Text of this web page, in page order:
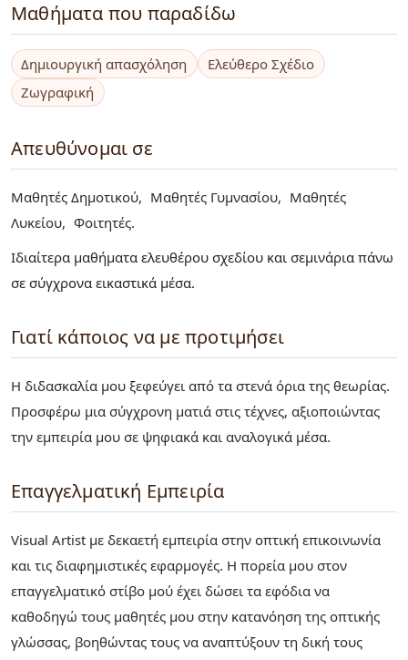
Μαθήματα που παραδίδω
Δημιουργική απασχόληση
Ελεύθερο Σχέδιο
Ζωγραφική
Απευθύνομαι σε
Μαθητές Δημοτικού Μαθητές Γυμνασίου
Μαθητές
Λυκείου
Φοιτητές
Ιδιαίτερα μαθήματα ελευθέρου σχεδίου και σεμινάρια πάνω
σε σύγχρονα εικαστικά μέσα.
Γιατί κάποιος να με προτιμήσει
​Η διδασκαλία μου ξεφεύγει από τα στενά όρια της θεωρίας.
Προσφέρω μια σύγχρονη ματιά στις τέχνες, αξιοποιώντας
την εμπειρία μου σε ψηφιακά και αναλογικά μέσα.
Επαγγελματική Εμπειρία
Visual Artist με δεκαετή εμπειρία στην οπτική επικοινωνία
και τις διαφημιστικές εφαρμογές. Η πορεία μου στον
επαγγελματικό στίβο μού έχει δώσει τα εφόδια να
καθοδηγώ τους μαθητές μου στην κατανόηση της οπτικής
γλώσσας, βοηθώντας τους να αναπτύξουν τη δική τους